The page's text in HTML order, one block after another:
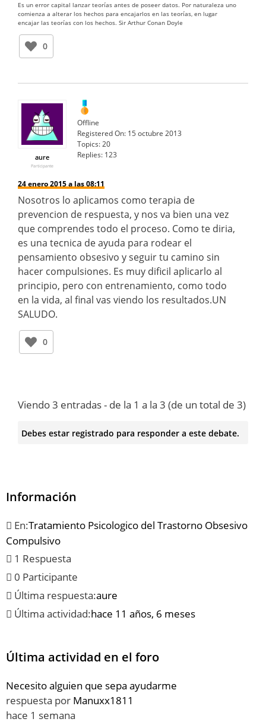
Es un error capital lanzar teorías antes de poseer datos. Por naturaleza uno
comienza a alterar los hechos para encajarlos en las teorías, en lugar
encajar las teorías con los hechos. Sir Arthur Conan Doyle
0
aure
Participante
Offline
Registered On: 15 octubre 2013
Topics:20
Replies: 123
24 enero 2015 a las 08:11
Nosotros lo aplicamos como terapia de
prevencion de respuesta, y nos va bien una vez
que comprendes todo el proceso. Como te diria,
es una tecnica de ayuda para rodear el
pensamiento obsesivo y seguir tu camino sin
hacer compulsiones. Es muy dificil aplicarlo al
principio, pero con entrenamiento, como todo
en la vida, al final vas viendo los resultados.UN
SALUDO.
0
Viendo 3 entradas - de la 1 a la 3 (de un total de 3)
Debes estar registrado para responder a este debate.
Información
En:Tratamiento Psicologico del Trastorno Obsesivo
Compulsivo
1 Respuesta
0 Participante
Última respuesta:aure
Última actividad:hace 11 años, 6 meses
Última actividad en el foro
Necesito alguien que sepa ayudarme
respuesta por Manuxx1811
hace 1 semana